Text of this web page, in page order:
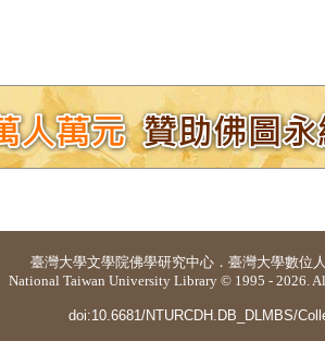
臺灣大學文學院佛學研究中心 ． 臺灣大學數位
National Taiwan University Library © 1995 - 2026.
doi:10.6681/NTURCDH.DB_DLMBS/